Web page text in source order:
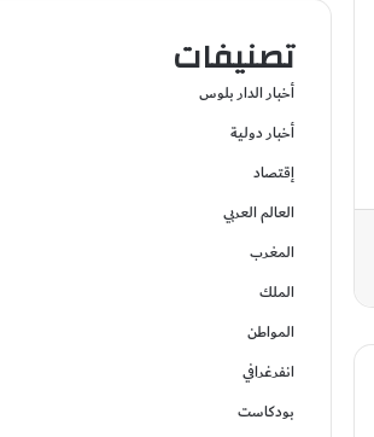
تصنيفات
أخبار الدار بلوس
أخبار دولية
إقتصاد
العالم العربي
المغرب
الملك
المواطن
انفرغرافي
بودكاست